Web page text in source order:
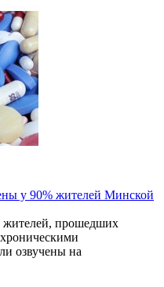
у 90% жителей Минской
жителей, прошедших
озвучены на